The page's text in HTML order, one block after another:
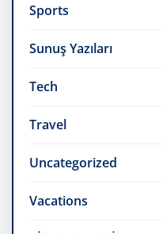
Sports
Sunuş Yazıları
Tech
Travel
Uncategorized
Vacations